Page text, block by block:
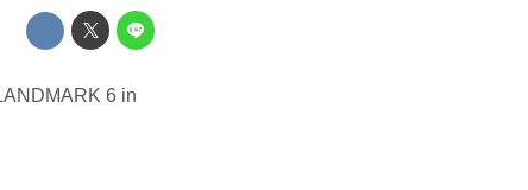
6 in